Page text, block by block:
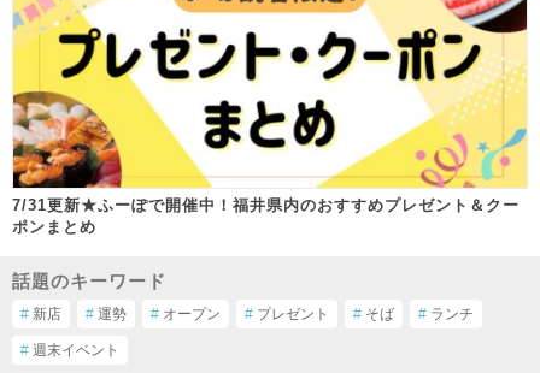
7/31更新★ふーぽで開催中！福井県内のおすすめプレゼント＆クー
ポンまとめ
話題のキーワード
# 新店 # 運勢 # オープン # プレゼント # そば # ランチ
# 週末イベント